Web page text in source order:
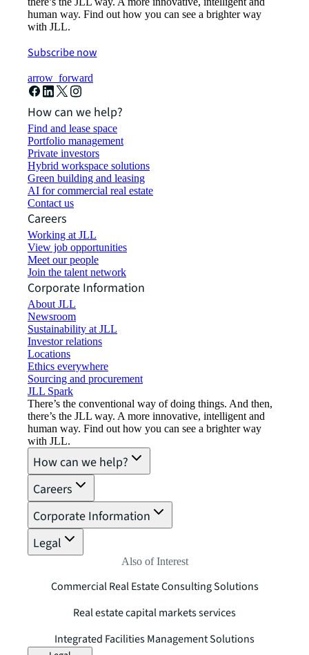
human way. Find out how you can see a brighter way
with JLL.
Subscribe now
arrow_forward
How can we help?
Find and lease space
Portfolio management
Private investors
Hybrid workspace solutions
Green building and leasing
AI for commercial real estate
Contact us
Careers
Working at JLL
View job opportunities
Meet our people
Join the talent network
Corporate Information
About JLL
Newsroom
Sustainability at JLL
Investor relations
Locations
Ethics everywhere
Sourcing and procurement
JLL Spark
There’s the conventional way of doing things. And then,
there’s the JLL way. A more innovative, intelligent and
human way. Find out how you can see a brighter way
with JLL.
How can we help?
Careers
Corporate Information
Legal
Also of Interest
Commercial Real Estate Consulting Solutions
Real estate capital markets services
Integrated Facilities Management Solutions